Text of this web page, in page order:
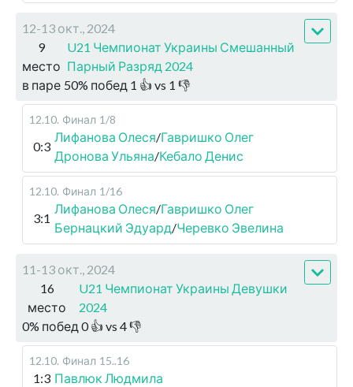
12-13 окт., 2024
9
место
U21 Чемпионат Украины Смешанный
Парный Разряд 2024
в паре 50% побед 1 👍 vs 1 👎
12.10. Финал 1/8
0:3
Лифанова Олеся/Гавришко Олег
Дронова Ульяна/Кебало Денис
12.10. Финал 1/16
3:1
Лифанова Олеся/Гавришко Олег
Бернацкий Эдуард/Черевко Эвелина
11-13 окт., 2024
16
место
U21 Чемпионат Украины Девушки
2024
0% побед 0👍 vs 4👎
12.10. Финал 15..16
1:3 Павлюк Людмила